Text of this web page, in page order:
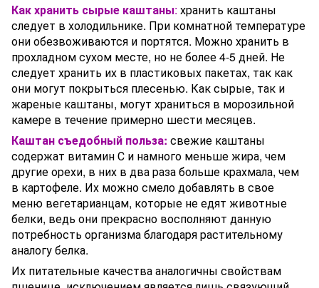
Как хранить сырые каштаны: хранить каштаны
следует в холодильнике. При комнатной температуре
они обезвоживаются и портятся. Можно хранить в
прохладном сухом месте, но не более 4-5 дней. Не
следует хранить их в пластиковых пакетах, так как
они могут покрыться плесенью. Как сырые, так и
жареные каштаны, могут храниться в морозильной
камере в течение примерно шести месяцев.
Каштан съедобный польза: свежие каштаны
содержат витамин С и намного меньше жира, чем
другие орехи, в них в два раза больше крахмала, чем
в картофеле. Их можно смело добавлять в свое
меню вегетарианцам, которые не едят животные
белки, ведь они прекрасно восполняют данную
потребность организма благодаря растительному
аналогу белка.
Их питательные качества аналогичны свойствам